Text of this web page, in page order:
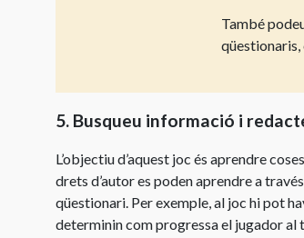
També
qüestionaris,
5. Busqueu informació i
L’objectiu d’aquest joc és aprendre
drets d’autor es poden aprendre a
qüestionari. Per exemple, al joc hi pot
determinin com progressa el jugador al